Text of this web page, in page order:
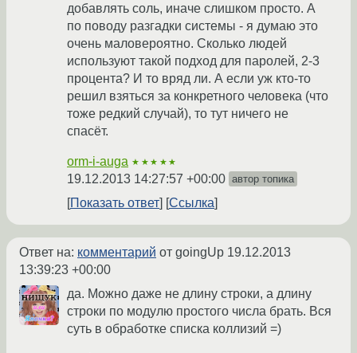
добавлять соль, иначе слишком просто. А
по поводу разгадки системы - я думаю это
очень маловероятно. Сколько людей
используют такой подход для паролей, 2-3
процента? И то вряд ли. А если уж кто-то
решил взяться за конкретного человека (что
тоже редкий случай), то тут ничего не
спасёт.
orm-i-auga ★★★★★
19.12.2013 14:27:57 +00:00 автор топика
Показать ответ Ссылка
Ответ на: комментарий от goingUp 19.12.2013
13:39:23 +00:00
да. Можно даже не длину строки, а длину
строки по модулю простого числа брать. Вся
суть в обработке списка коллизий =)